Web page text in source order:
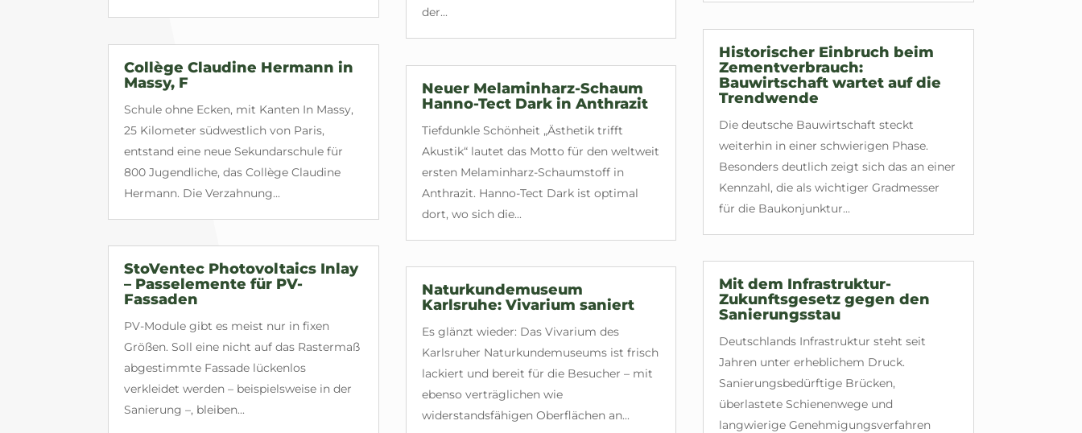
Collège Claudine Hermann in
Massy, F
Schule ohne Ecken, mit Kanten In Massy,
25 Kilometer südwestlich von Paris,
entstand eine neue Sekundarschule für
800 Jugendliche, das Collège Claudine
Hermann. Die Verzahnung...
StoVentec Photovoltaics Inlay
– Passelemente für PV-
Fassaden
PV-Module gibt es meist nur in fixen
Größen. Soll eine nicht auf das Rastermaß
abgestimmte Fassade lückenlos
verkleidet werden – beispielsweise in der
Sanierung –, bleiben...
der...
Neuer Melaminharz-Schaum
Hanno-Tect Dark in Anthrazit
Tiefdunkle Schönheit „Ästhetik trifft
Akustik“ lautet das Motto für den weltweit
ersten Melaminharz-Schaumstoff in
Anthrazit. Hanno-Tect Dark ist optimal
dort, wo sich die...
Naturkundemuseum
Karlsruhe: Vivarium saniert
Es glänzt wieder: Das Vivarium des
Karlsruher Naturkundemuseums ist frisch
lackiert und bereit für die Besucher – mit
ebenso verträglichen wie
widerstandsfähigen Oberflächen an...
Historischer Einbruch beim
Zementverbrauch:
Bauwirtschaft wartet auf die
Trendwende
Die deutsche Bauwirtschaft steckt
weiterhin in einer schwierigen Phase.
Besonders deutlich zeigt sich das an einer
Kennzahl, die als wichtiger Gradmesser
für die Baukonjunktur...
Mit dem Infrastruktur-
Zukunftsgesetz gegen den
Sanierungsstau
Deutschlands Infrastruktur steht seit
Jahren unter erheblichem Druck.
Sanierungsbedürftige Brücken,
überlastete Schienenwege und
langwierige Genehmigungsverfahren